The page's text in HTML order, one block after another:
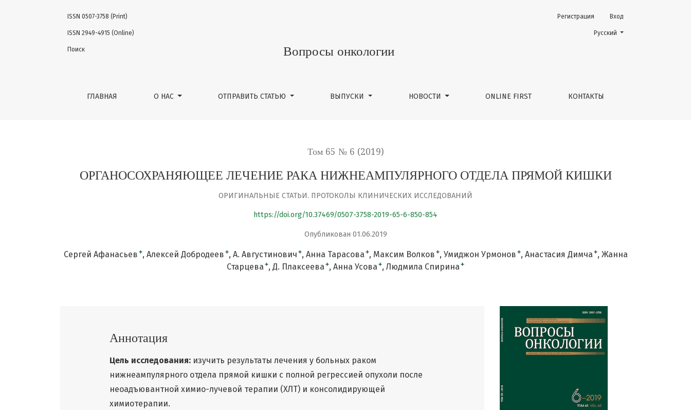
ОРГАНОСОХРАНЯЮЩЕЕ ЛЕЧЕНИЕ РАКА НИЖНЕАМПУЛЯРНОГО ОТДЕЛА ПРЯМОЙ КИШКИ
Вопросы онкологии
ГЛАВНАЯ О НАС ОТПРАВИТЬ СТАТЬЮ ВЫПУСКИ НОВОСТИ ONLINE FIRST КОНТАКТЫ
Регистрация Вход
ISSN 0507-3758 (Print)
ISSN 2949-4915 (Online)
Поиск
Change the language. The
Русский
Том 65 № 6 (2019)
ОРГАНОСОХРАНЯЮЩЕЕ ЛЕЧЕНИЕ РАКА НИЖНЕАМПУЛЯРНОГО ОТДЕЛА ПРЯМОЙ КИШКИ
ОРИГИНАЛЬНЫЕ СТАТЬИ. ПРОТОКОЛЫ КЛИНИЧЕСКИХ ИССЛЕДОВАНИЙ
https://doi.org/10.37469/0507-3758-2019-65-6-850-854
Опубликован 01.06.2019
Сергей Афанасьев + Алексей Добродеев + А. Августинович + Анна Тарасова + Максим Волков + Умиджон Урмонов + Анастасия Димча +
Жанна
Старцева + Д. Плаксеева + Анна Усова + Людмила Спирина +
Аннотация
Цель исследования: изучить результаты лечения у больных раком
нижнеампулярного отдела прямой кишки с полной регрессией опухоли после
неоадъювантной химио-лучевой терапии (ХЛТ) и консолидирующей
химиотерапии.